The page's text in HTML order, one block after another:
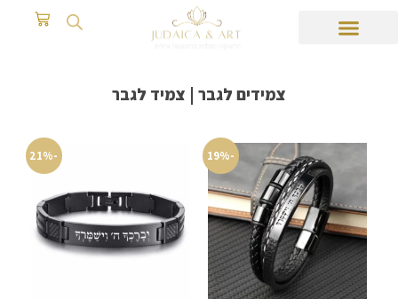
צמידים לגבר | צמיד לגבר
-19%
-21%